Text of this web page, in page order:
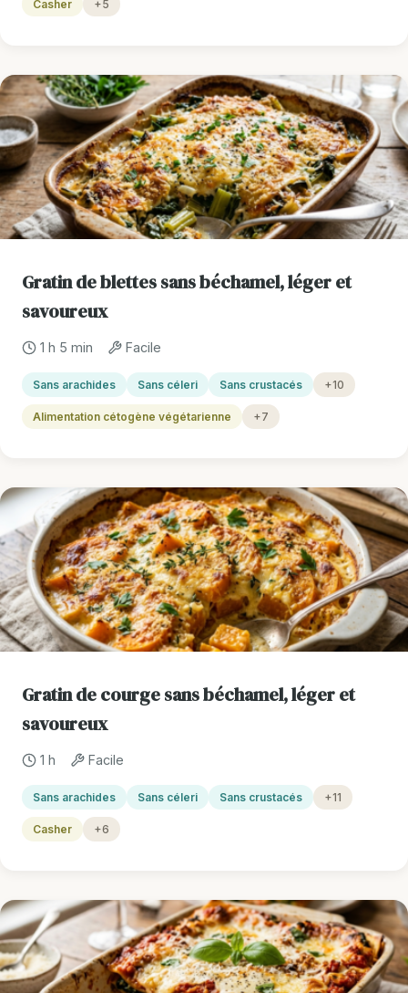
Casher +5
Gratin de blettes sans béchamel, léger et
savoureux
1 h 5 min Facile
Sans arachides Sans céleri Sans crustacés +10
Alimentation cétogène végétarienne +7
Gratin de courge sans béchamel, léger et
savoureux
1 h Facile
Sans arachides Sans céleri Sans crustacés +11
Casher +6